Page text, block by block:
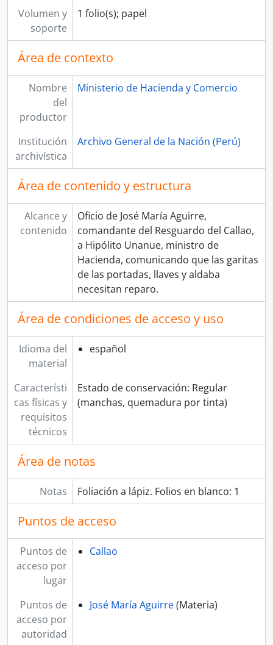
Volumen y
soporte
1 folio(s); papel
Área de contexto
Nombre
del
productor
Ministerio de Hacienda y Comercio
Institución
archivística
Archivo General de la Nación (Perú)
Área de contenido y estructura
Alcance y
contenido
Oficio de José María Aguirre,
comandante del Resguardo del Callao,
a Hipólito Unanue, ministro de
Hacienda, comunicando que las garitas
de las portadas, llaves y aldaba
necesitan reparo.
Área de condiciones de acceso y uso
Idioma del
material
español
Característi
cas físicas y
requisitos
técnicos
Estado de conservación: Regular
(manchas, quemadura por tinta)
Área de notas
Notas Foliación a lápiz. Folios en blanco: 1
Puntos de acceso
Puntos de
acceso por
lugar
Callao
Puntos de
acceso por
autoridad
José María Aguirre(Materia)